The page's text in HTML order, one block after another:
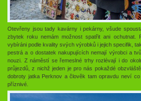
Otevřeny jsou tady kavárny i pekárny, všude
zbytek roku nemám možnost spatřit ani ochutnat.
vybíráni podle kvality svých výrobků i jejich specifik,
pestrá a o dostatek nakupujících nemají výrobci a
nouzi. Z náměstí se řemeslné trhy rozlévají i do
průjezdů, z nichž jeden je pro nás pokaždé
dobroty jatka Perknov a člověk tam opravdu neví
příznivé.